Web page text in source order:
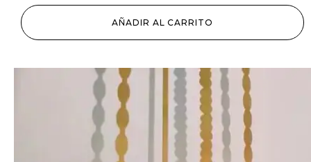
AÑADIR AL CARRITO